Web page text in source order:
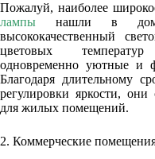
Пожалуй, наиболее
лампы нашли в
высококачественный
цветовых
одновременно уютные и
Благодаря длительному
регулировки яркости,
для жилых помещений.
2. Коммерческие